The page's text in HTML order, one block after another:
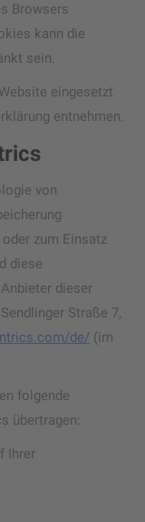
Browsers
kann die
sein.
eingesetzt
entnehmen.
von
zum Einsatz
diese
dieser
Straße 7,
de/ (im
folgende
übertragen:
Ihrer